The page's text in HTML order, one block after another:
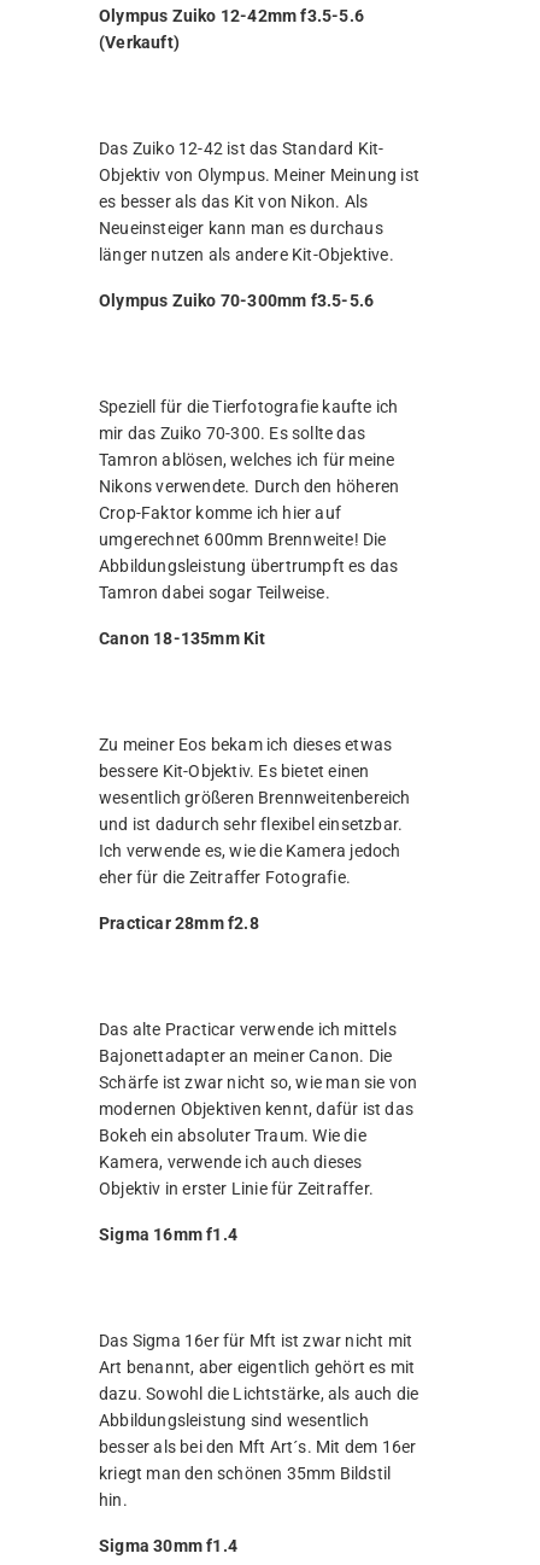
Olympus Zuiko 12-42mm f3.5-5.6
(Verkauft)
Das Zuiko 12-42 ist das Standard Kit-
Objektiv von Olympus. Meiner Meinung ist
es besser als das Kit von Nikon. Als
Neueinsteiger kann man es durchaus
länger nutzen als andere Kit-Objektive.
Olympus Zuiko 70-300mm f3.5-5.6
Speziell für die Tierfotografie kaufte ich
mir das Zuiko 70-300. Es sollte das
Tamron ablösen, welches ich für meine
Nikons verwendete. Durch den höheren
Crop-Faktor komme ich hier auf
umgerechnet 600mm Brennweite! Die
Abbildungsleistung übertrumpft es das
Tamron dabei sogar Teilweise.
Canon 18-135mm Kit
Zu meiner Eos bekam ich dieses etwas
bessere Kit-Objektiv. Es bietet einen
wesentlich größeren Brennweitenbereich
und ist dadurch sehr flexibel einsetzbar.
Ich verwende es, wie die Kamera jedoch
eher für die Zeitraffer Fotografie.
Practicar 28mm f2.8
Das alte Practicar verwende ich mittels
Bajonettadapter an meiner Canon. Die
Schärfe ist zwar nicht so, wie man sie von
modernen Objektiven kennt, dafür ist das
Bokeh ein absoluter Traum. Wie die
Kamera, verwende ich auch dieses
Objektiv in erster Linie für Zeitraffer.
Sigma 16mm f1.4
Das Sigma 16er für Mft ist zwar nicht mit
Art benannt, aber eigentlich gehört es mit
dazu. Sowohl die Lichtstärke, als auch die
Abbildungsleistung sind wesentlich
besser als bei den Mft Art´s. Mit dem 16er
kriegt man den schönen 35mm Bildstil
hin.
Sigma 30mm f1.4